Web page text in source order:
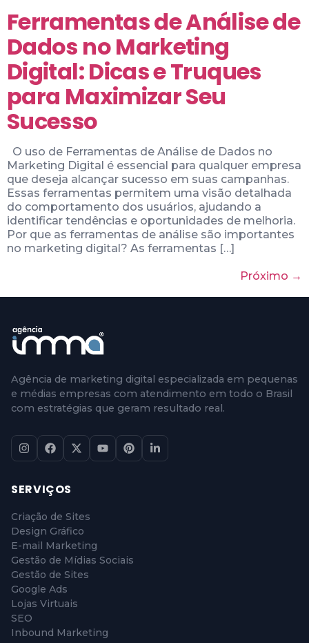
Ferramentas de Análise de
Dados no Marketing
Digital: Dicas e Truques
para Maximizar Seu
Sucesso
O uso de Ferramentas de Análise de Dados no
Marketing Digital é essencial para qualquer empresa
que deseja alcançar sucesso em suas campanhas.
Essas ferramentas permitem uma visão detalhada
do comportamento dos usuários, ajudando a
identificar tendências e oportunidades de melhoria.
Por que as ferramentas de análise são importantes
no marketing digital? As ferramentas […]
Próximo →
Agência de marketing digital especializada em pequenas
e médias empresas com atendimento em todo o Brasil
com estratégias que geram resultado real.
SERVIÇOS
Criação de Sites
Design Gráfico
E-mail Marketing
Gestão de Mídias Sociais
Gestão de Sites
Google Ads
Lojas Virtuais
SEO
Inbound Marketing